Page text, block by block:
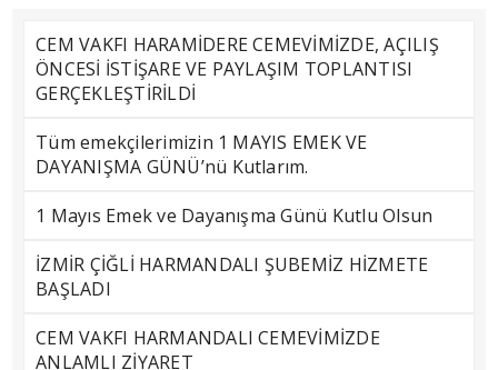
CEM VAKFI HARAMİDERE CEMEVİMİZDE, AÇILIŞ
ÖNCESİ İSTİŞARE VE PAYLAŞIM TOPLANTISI
GERÇEKLEŞTİRİLDİ
Tüm emekçilerimizin 1 MAYIS EMEK VE
DAYANIŞMA GÜNÜ’nü Kutlarım.
1 Mayıs Emek ve Dayanışma Günü Kutlu Olsun
İZMİR ÇİĞLİ HARMANDALI ŞUBEMİZ HİZMETE
BAŞLADI
CEM VAKFI HARMANDALI CEMEVİMİZDE
ANLAMLI ZİYARET